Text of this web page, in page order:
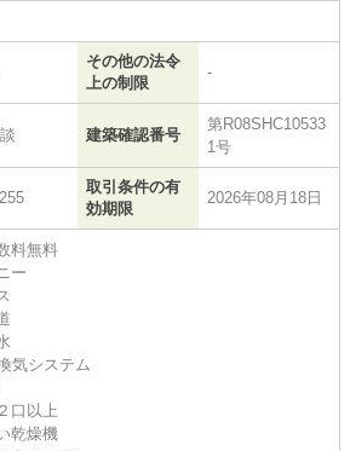
その他の法令
上の制限
-
建築確認番号
第R08SHC10533
1号
取引条件の有
効期限
2026年08月18日
料無料
ー
気システム
口以上
乾燥機